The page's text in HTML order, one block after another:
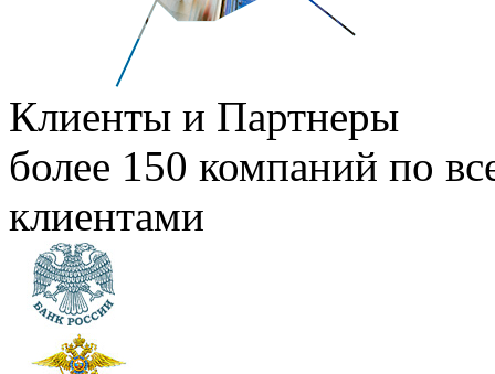
Клиенты и Партнеры
более 150 компаний по
клиентами